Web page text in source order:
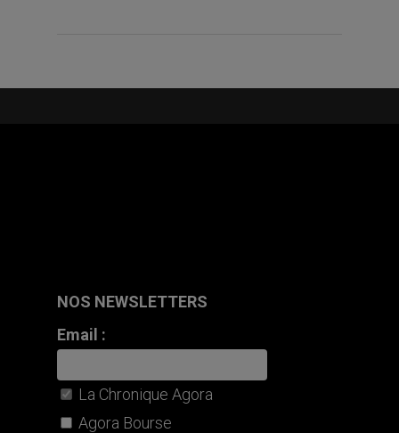
NOS NEWSLETTERS
Email :
La Chronique Agora
Agora Bourse